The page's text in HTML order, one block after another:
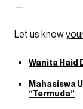
—
Let us know
Wanita Haid
Mahasiswa
“Termuda”